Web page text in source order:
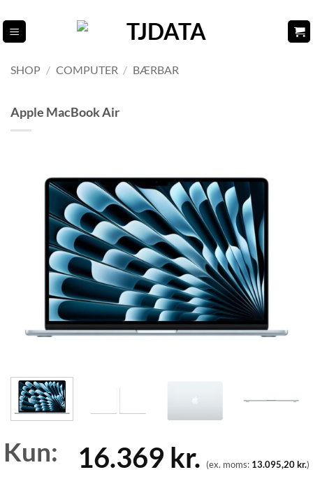
til
indhold
SHOP / COMPUTER / BÆRBAR
Apple MacBook Air
Kun: 16.369 kr. (ex. moms: 13.095,20kr.)